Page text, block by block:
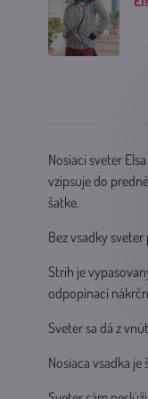
Nosiaci sveter
vzipsuje do
šatke.
Bez vsadky
Strih je
odpopínací
Sveter sa dá z
Nosiaca vsadka